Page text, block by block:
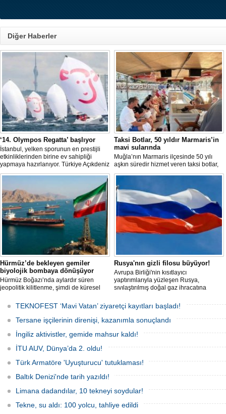
Diğer Haberler
‘14. Olympos Regatta’ başlıyor
İstanbul, yelken sporunun en prestijli
etkinliklerinden birine ev sahipliği
yapmaya hazırlanıyor. Türkiye Açıkdeniz
Yarış Kulübü (TAYK), Türkiye Yelken
birliğiyle hayata geçirilecek olan 14.
TAYK - Eker Olympos Regatta, 7
Ağustos'ta start alacak ve 16 Ağustos'a
kadar deniz tutkunlarını bir araya
getirecek. "Rüzgâ
Taksi Botlar, 50 yıldır Marmaris’in
mavi sularında
Muğla’nın Marmaris ilçesinde 50 yılı
aşkın süredir hizmet veren taksi botlar,
hem ulaşım hem de turistik gezi
Hürmüz’de bekleyen gemiler
biyolojik bombaya dönüşüyor
Hürmüz Boğazı’nda aylardır süren
jeopolitik kilitlenme, şimdi de küresel
aralamış olabilir. Sıcak sularda
hareketsiz bekleyen binden fazla gemi,
istilacı deniz canlıları için devasa bir
üreme merkezine dönüşmüş durumda.
Rusya'nın gizli filosu büyüyor!
Avrupa Birliği'nin kısıtlayıcı
yaptırımlarıyla yüzleşen Rusya,
sıvılaştırılmış doğal gaz ihracatına
geliştiriyor.
TEKNOFEST ‘Mavi Vatan’ ziyaretçi kayıtları başladı!
Tersane işçilerinin direnişi, kazanımla sonuçlandı
İngiliz aktivistler, gemide mahsur kaldı!
İTU AUV, Dünya’da 2. oldu!
Türk Armatöre 'Uyuşturucu' tutuklaması!
Baltık Denizi'nde tarih yazıldı!
Limana dadandılar, 10 tekneyi soydular!
Tekne, su aldı: 100 yolcu, tahliye edildi